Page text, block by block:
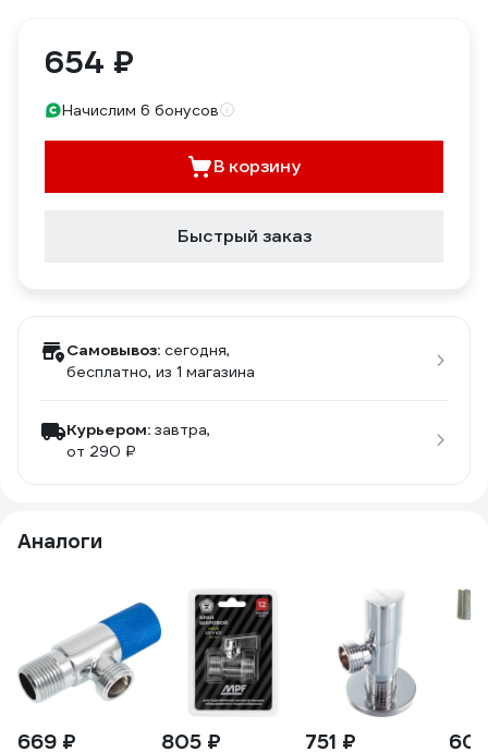
654 ₽
Начислим 6 бонусов
В корзину
Быстрый заказ
Самовывоз: сегодня,
бесплатно, из 1 магазина
Курьером: завтра,
от 290 ₽
Аналоги
669 ₽ 805 ₽ 751 ₽